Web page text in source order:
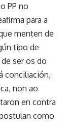
PP no
para a
menten de
tipo de
ser os do
conciliación,
non ao
en contra
como